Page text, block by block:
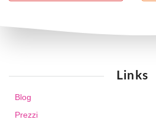
Links
Blog
Prezzi